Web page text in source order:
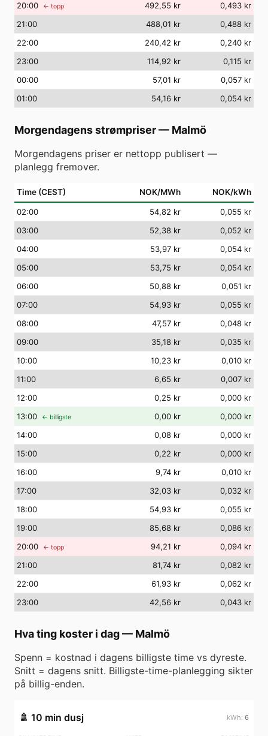
20:00 ← topp 492,55 kr
0,493 kr
21:00 488,01 kr
0,488 kr
22:00 240,42 kr
0,240 kr
23:00 114,92 kr
0,115 kr
00:00 57,01 kr
0,057 kr
01:00 54,16 kr 0,054 kr
Morgendagens strømpriser— Malmö
Morgendagens priser er nettopp publisert —
planlegg fremover.
Time (CEST) NOK/MWh NOK/kWh
02:00 54,82 kr
0,055 kr
03:00 52,38 kr
0,052 kr
04:00 53,97 kr
0,054 kr
05:00 53,75 kr
0,054 kr
06:00 50,88 kr
0,051 kr
07:00 54,93 kr
0,055 kr
08:00 47,57 kr
0,048 kr
09:00 35,18 kr
0,035 kr
10:00 10,23 kr
0,010 kr
11:00 6,65 kr
0,007 kr
12:00 0,25 kr
0,000 kr
13:00 ← billigste 0,00 kr
0,000 kr
14:00 0,08 kr
0,000 kr
15:00 0,22 kr
0,000 kr
16:00 9,74 kr
0,010 kr
17:00 32,03 kr
0,032 kr
18:00 54,93 kr
0,055 kr
19:00 85,68 kr
0,086 kr
20:00 ← topp 94,21 kr
0,094 kr
21:00 81,74 kr
0,082 kr
22:00 61,93 kr
0,062 kr
23:00 42,56 kr 0,043 kr
Hva ting koster i dag— Malmö
Spenn = kostnad i dagens billigste time vs dyreste.
Snitt = dagens snitt. Billigste-time-planlegging sikter
på billig-enden.
🚿 10 min dusj 6